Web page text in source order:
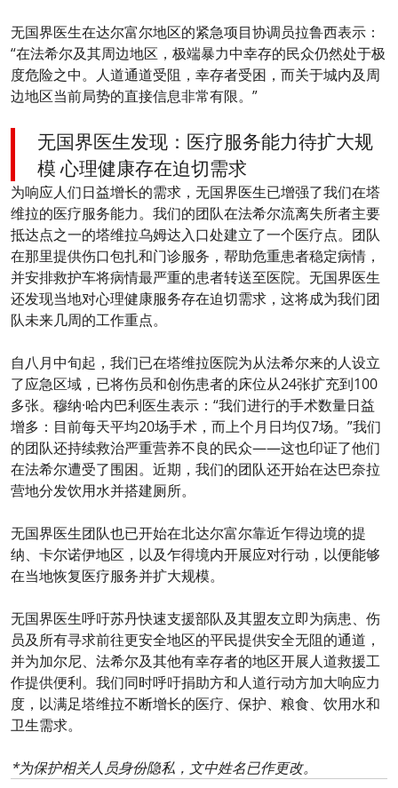
无国界医生在达尔富尔地区的紧急项目协调员拉鲁西表示：
“在法希尔及其周边地区，极端暴力中幸存的民众仍然处于极
度危险之中。人道通道受阻，幸存者受困，而关于城内及周
边地区当前局势的直接信息非常有限。”
无国界医生发现：医疗服务能力待扩大规
模 心理健康存在迫切需求
为响应人们日益增长的需求，无国界医生已增强了我们在塔
维拉的医疗服务能力。我们的团队在法希尔流离失所者主要
抵达点之一的塔维拉乌姆达入口处建立了一个医疗点。团队
在那里提供伤口包扎和门诊服务，帮助危重患者稳定病情，
并安排救护车将病情最严重的患者转送至医院。无国界医生
还发现当地对心理健康服务存在迫切需求，这将成为我们团
队未来几周的工作重点。
自八月中旬起，我们已在塔维拉医院为从法希尔来的人设立
了应急区域，已将伤员和创伤患者的床位从24张扩充到100
多张。穆纳·哈内巴利医生表示：“我们进行的手术数量日益
增多：目前每天平均20场手术，而上个月日均仅7场。”我们
的团队还持续救治严重营养不良的民众——这也印证了他们
在法希尔遭受了围困。近期，我们的团队还开始在达巴奈拉
营地分发饮用水并搭建厕所。
无国界医生团队也已开始在北达尔富尔靠近乍得边境的提
纳、卡尔诺伊地区，以及乍得境内开展应对行动，以便能够
在当地恢复医疗服务并扩大规模。
无国界医生呼吁苏丹快速支援部队及其盟友立即为病患、伤
员及所有寻求前往更安全地区的平民提供安全无阻的通道，
并为加尔尼、法希尔及其他有幸存者的地区开展人道救援工
作提供便利。我们同时呼吁捐助方和人道行动方加大响应力
度，以满足塔维拉不断增长的医疗、保护、粮食、饮用水和
卫生需求。
*为保护相关人员身份隐私，文中姓名已作更改。